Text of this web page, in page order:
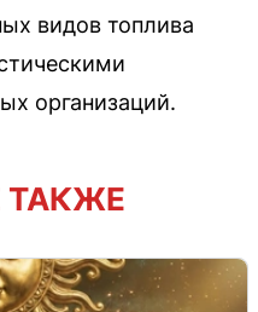
видов топлива
организаций.
ТАКЖЕ